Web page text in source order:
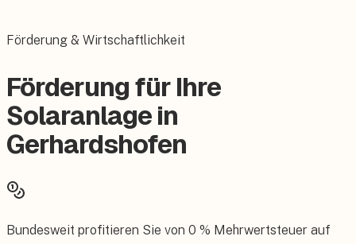
Förderung & Wirtschaftlichkeit
Förderung für Ihre
Solaranlage in
Gerhardshofen
Bundesweit profitieren Sie von 0 % Mehrwertsteuer auf